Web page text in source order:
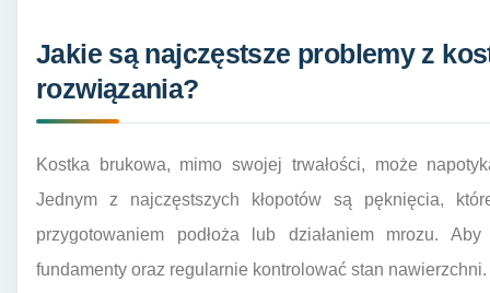
Jakie są najczęstsze problemy z
rozwiązania?
Kostka brukowa, mimo swojej trwałości, może
Jednym z najczęstszych kłopotów są pęknięcia,
przygotowaniem podłoża lub działaniem mrozu.
fundamenty oraz regularnie kontrolować stan